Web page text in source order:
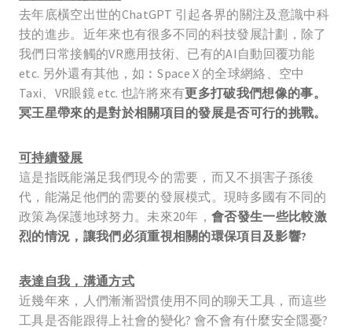
去年底橫空出世的ChatGPT 引起各界的關注及意識中科
技的進步。近年來也有很多不同的科技發展計劃，除了
我們日常接觸的VR應用技術、已有的AI自動回覆功能
etc. 另外還有其他，如︰Space X 的全球網絡、空中
Taxi、VR眼鏡 etc. 也許將來有更多打破我們想像的事。
冥王星帶來的是對於相關項目的發展是否可行的挑戰。
可持續發展
這是指既能滿足我們現今的需要，而又不損害子孫後
代，能滿足他們的需要的發展模式。現時多國有不同的
政策為保護地球努力。未來20年，會否發生一些比較激
烈的情況，讓我們必須重視相關的環保項目及影響?
表達自我，溝通方式
近幾年來，人們漸漸習慣使用不同的聊天工具，而這些
工具是否能跟得上社會的變化? 會不會有什麼安全隱憂?